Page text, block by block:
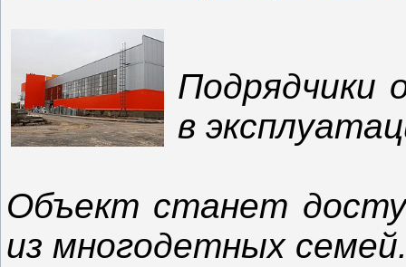
в
Объект станет
из многодетных